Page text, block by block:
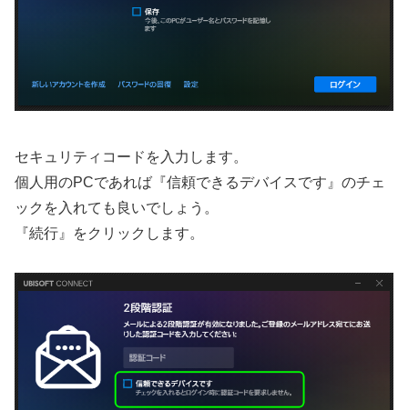
セキュリティコードを入力します。
個人用のPCであれば『信頼できるデバイスです』のチェ
ックを入れても良いでしょう。
『続行』をクリックします。